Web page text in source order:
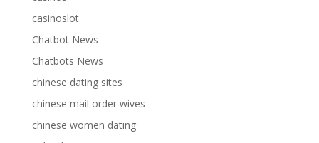
casinoslot
Chatbot News
Chatbots News
chinese dating sites
chinese mail order wives
chinese women dating